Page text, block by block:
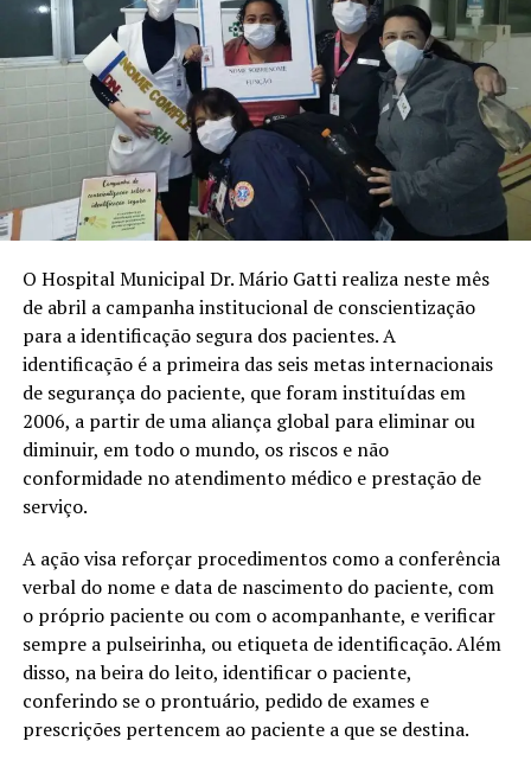
O Hospital Municipal Dr. Mário Gatti realiza neste mês
de abril a campanha institucional de conscientização
para a identificação segura dos pacientes. A
identificação é a primeira das seis metas internacionais
de segurança do paciente, que foram instituídas em
2006, a partir de uma aliança global para eliminar ou
diminuir, em todo o mundo, os riscos e não
conformidade no atendimento médico e prestação de
serviço.
A ação visa reforçar procedimentos como a conferência
verbal do nome e data de nascimento do paciente, com
o próprio paciente ou com o acompanhante, e verificar
sempre a pulseirinha, ou etiqueta de identificação. Além
disso, na beira do leito, identificar o paciente,
conferindo se o prontuário, pedido de exames e
prescrições pertencem ao paciente a que se destina.